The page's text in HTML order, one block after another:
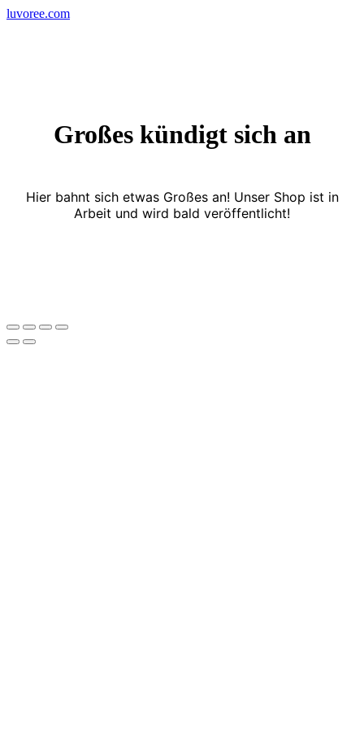
Skip
luvoree.com
Großes kündigt sich an
Hier bahnt sich etwas Großes an! Unser Shop ist in
Arbeit und wird bald veröffentlicht!